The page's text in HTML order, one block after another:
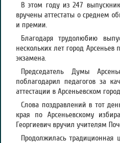
В этом году из 247
вручены аттестаты о среднем
и премии.
Благодаря трудолюбию
нескольких лет город Арсеньев
экзамена.
Председатель Думы
поблагодарил педагогов за
аттестации в Арсеньевском
Слова поздравлений в тот
края по Арсеньевскому
Георгиевич вручил учителям
Продолжилась традиционная